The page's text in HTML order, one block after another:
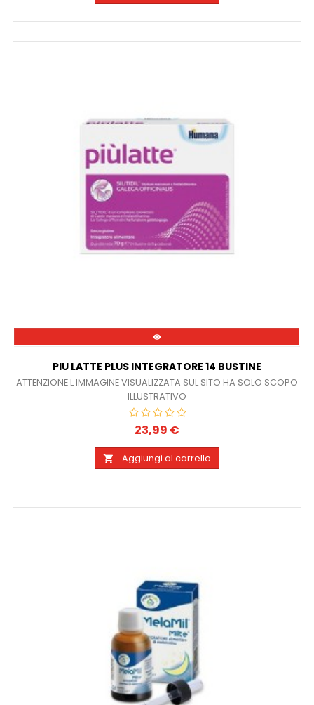

PIU LATTE PLUS INTEGRATORE 14 BUSTINE
ATTENZIONE L IMMAGINE VISUALIZZATA SUL SITO HA SOLO SCOPO
ILLUSTRATIVO
Prezzo
23,99 €
 Aggiungi al carrello